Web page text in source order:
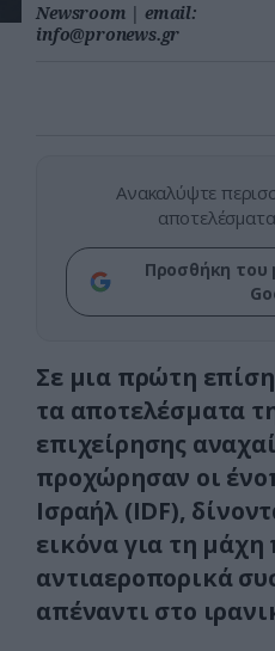
Newsroom | email:
info@pronews.gr
Ανακαλύψτε
Προσθήκη του
Σε μια πρώτη
τα αποτελέσματα
επιχείρησης
προχώρησαν οι
Ισραήλ (IDF),
εικόνα για τη μάχη
αντιαεροπορικά
απέναντι στο